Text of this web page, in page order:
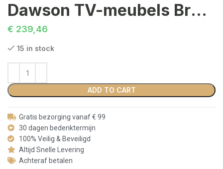
Dawson TV-meubels Bruin
€ 239,46
15 in stock
ADD TO CART
Gratis bezorging vanaf € 99
30 dagen bedenktermijn
100% Veilig & Beveiligd
Altijd Snelle Levering
Achteraf betalen